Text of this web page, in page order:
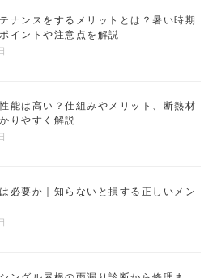
ナンスをするメリットとは？暑い時期
イントや注意点を解説
能は高い？仕組みやメリット、断熱材
りやすく解説
必要か｜知らないと損する正しいメン